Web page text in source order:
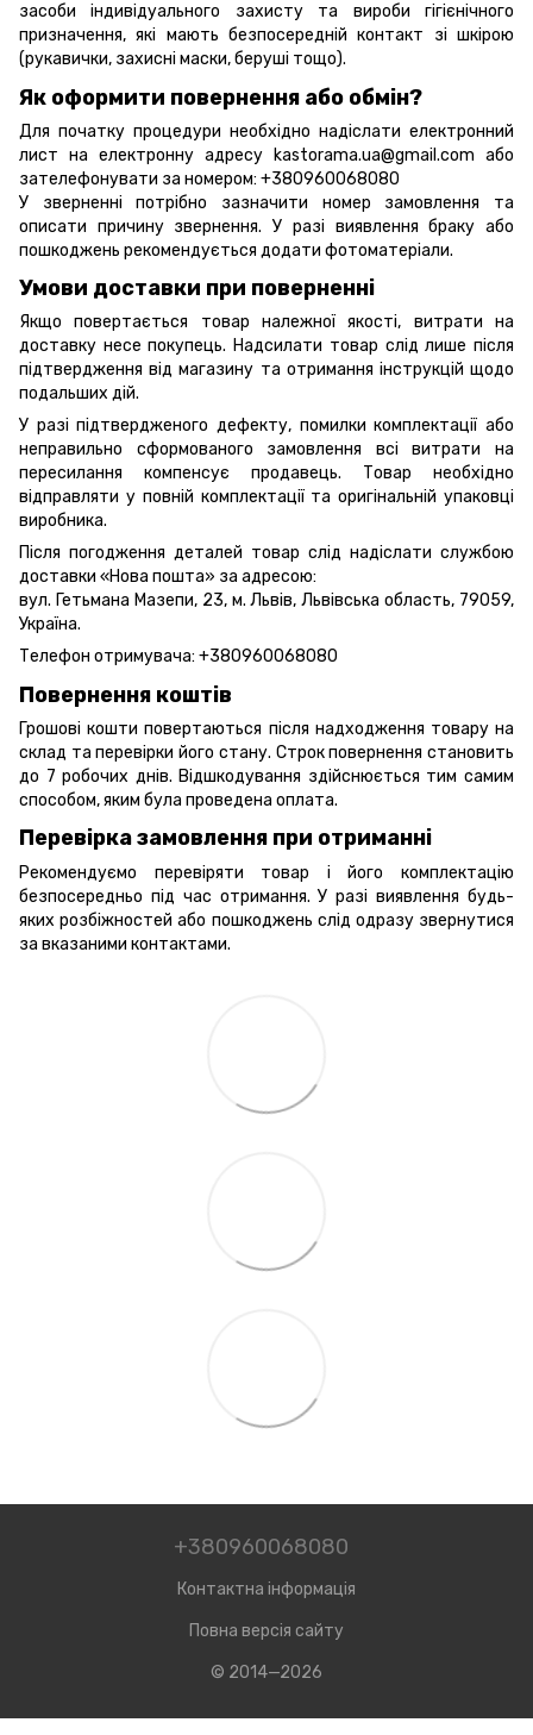
засоби індивідуального захисту та вироби гігієнічного
призначення, які мають безпосередній контакт зі шкірою
(рукавички, захисні маски, беруші тощо).
Як оформити повернення або обмін?
Для початку процедури необхідно надіслати електронний
лист на електронну адресу kastorama.ua@gmail.com або
зателефонувати за номером: +380960068080
У зверненні потрібно зазначити номер замовлення та
описати причину звернення. У разі виявлення браку або
пошкоджень рекомендується додати фотоматеріали.
Умови доставки при поверненні
Якщо повертається товар належної якості, витрати на
доставку несе покупець. Надсилати товар слід лише після
підтвердження від магазину та отримання інструкцій щодо
подальших дій.
У разі підтвердженого дефекту, помилки комплектації або
неправильно сформованого замовлення всі витрати на
пересилання компенсує продавець. Товар необхідно
відправляти у повній комплектації та оригінальній упаковці
виробника.
Після погодження деталей товар слід надіслати службою
доставки «Нова пошта» за адресою:
вул. Гетьмана Мазепи, 23, м. Львів, Львівська область, 79059,
Україна.
Телефон отримувача: +380960068080
Повернення коштів
Грошові кошти повертаються після надходження товару на
склад та перевірки його стану. Строк повернення становить
до 7 робочих днів. Відшкодування здійснюється тим самим
способом, яким була проведена оплата.
Перевірка замовлення при отриманні
Рекомендуємо перевіряти товар і його комплектацію
безпосередньо під час отримання. У разі виявлення будь-
яких розбіжностей або пошкоджень слід одразу звернутися
за вказаними контактами.
+380960068080
Контактна інформація
Повна версія сайту
© 2014—2026